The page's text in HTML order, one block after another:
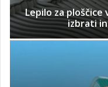
Lepilo za
izbrati